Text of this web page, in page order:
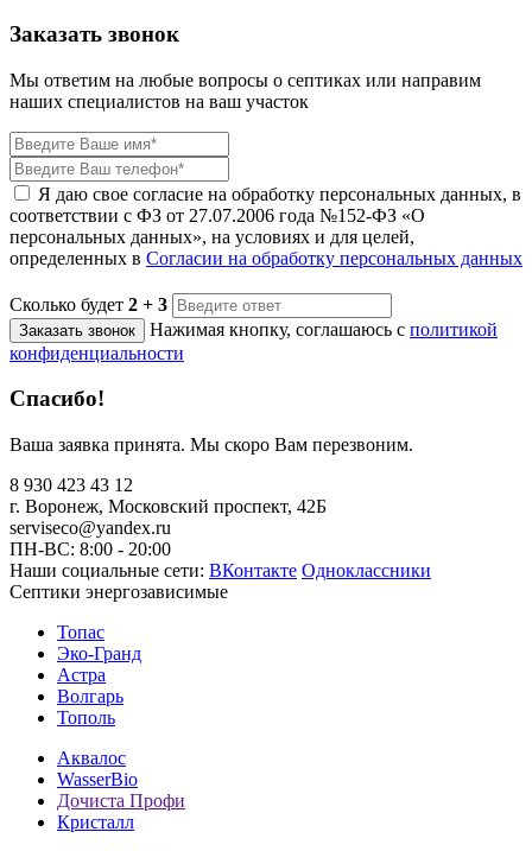
Заказать звонок
Мы ответим на любые вопросы о септиках или направим
наших специалистов на ваш участок
Я даю свое согласие на обработку персональных данных, в
соответствии с ФЗ от 27.07.2006 года №152-ФЗ «О
персональных данных», на условиях и для целей,
определенных в Согласии на обработку персональных данных
Сколько будет 2 + 3
Заказать звонок Нажимая кнопку, соглашаюсь с политикой
конфиденциальности
Спасибо!
Ваша заявка принята. Мы скоро Вам перезвоним.
8 930 423 43 12
г. Воронеж, Московский проспект, 42Б
serviseco@yandex.ru
ПН-ВС: 8:00 - 20:00
Наши социальные сети: ВКонтакте Одноклассники
Септики энергозависимые
Топас
Эко-Гранд
Астра
Волгарь
Тополь
Аквалос
WasserBio
Дочиста Профи
Кристалл